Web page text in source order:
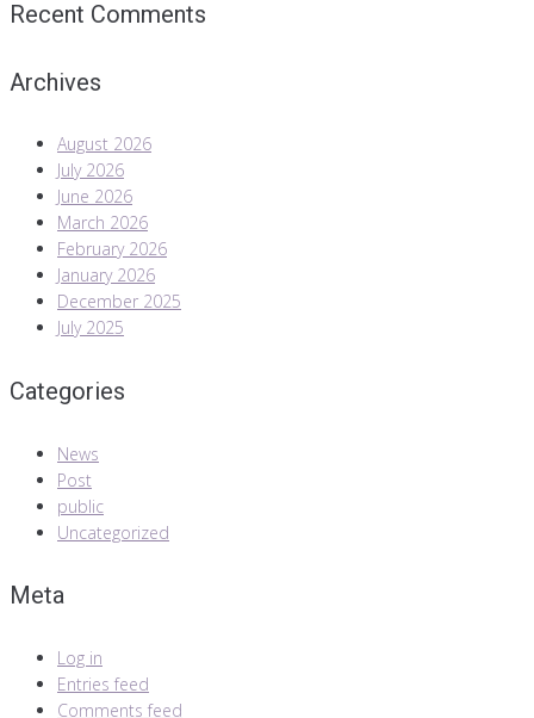
Recent Comments
Archives
August 2026
July 2026
June 2026
March 2026
February 2026
January 2026
December 2025
July 2025
Categories
News
Post
public
Uncategorized
Meta
Log in
Entries feed
Comments feed